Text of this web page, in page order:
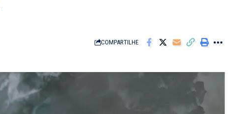
COMPARTILHE